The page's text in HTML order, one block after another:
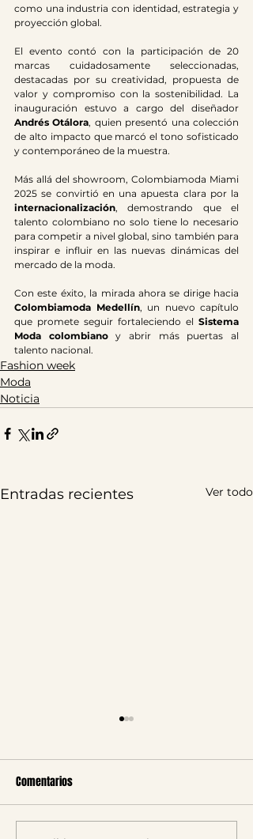
como una industria con identidad, estrategia y
proyección global.
El evento contó con la participación de 20
marcas cuidadosamente seleccionadas,
destacadas por su creatividad, propuesta de
valor y compromiso con la sostenibilidad. La
Andrés Otálora, quien presentó una colección
de alto impacto que marcó el tono sofisticado
y contemporáneo de la muestra.
Más allá del showroom, Colombiamoda Miami
internacionalización, demostrando que el
talento colombiano no solo tiene lo necesario
para competir a nivel global, sino también para
inspirar e influir en las nuevas dinámicas del
mercado de la moda.
Colombiamoda Medellín, un nuevo capítulo
que promete seguir fortaleciendo el Sistema
Moda colombiano y abrir más puertas al
talento nacional.
Fashion week
Moda
Noticia
Entradas recientes Ver todo
Comentarios